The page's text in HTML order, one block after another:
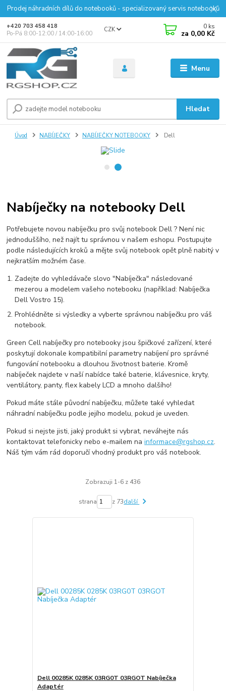
Prodej náhradních dílů do notebooků - specializovaný servis notebooků
Menu
CZK
Hledat
+420 703 458 418
Po-Pá 8:00-12:00 / 14:00-16:00
0 ks
za 0,00 Kč
Úvod NABÍJEČKY NABÍJEČKY NOTEBOOKY Dell
Nabíječky na notebooky Dell
Potřebujete novou nabíječku pro svůj notebook Dell ? Není nic
jednoduššího, než najít tu správnou v našem eshopu. Postupujte
podle následujících kroků a mějte svůj notebook opět plně nabitý v
nejkratším možném čase.
Zadejte do vyhledávače slovo "Nabíječka" následované
mezerou a modelem vašeho notebooku (například: Nabíječka
Dell Vostro 15).
Prohlédněte si výsledky a vyberte správnou nabíječku pro váš
notebook.
Green Cell nabíječky pro notebooky jsou špičkové zařízení, které
poskytují dokonale kompatibilní parametry nabíjení pro správné
fungování notebooku a dlouhou životnost baterie. Kromě
nabíječek najdete v naší nabídce také baterie, klávesnice, kryty,
ventilátory, panty, flex kabely LCD a mnoho dalšího!
Pokud máte stále původní nabíječku, můžete také vyhledat
náhradní nabíječku podle jejího modelu, pokud je uveden.
Pokud si nejste jisti, jaký produkt si vybrat, neváhejte nás
kontaktovat telefonicky nebo e-mailem nainformace@rgshop.cz.
Náš tým vám rád doporučí vhodný produkt pro váš notebook.
Zobrazuji 1-6 z 436
strana z 73další
Dell 00285K 0285K 03RG0T 03RGOT Nabíječka
Adaptér